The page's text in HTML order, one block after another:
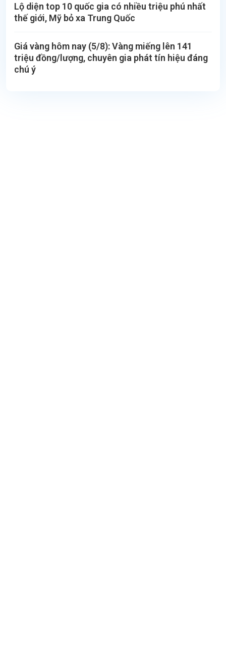
Lộ diện top 10 quốc gia có nhiều triệu phú nhất
thế giới, Mỹ bỏ xa Trung Quốc
Giá vàng hôm nay (5/8): Vàng miếng lên 141
triệu đồng/lượng, chuyên gia phát tín hiệu đáng
chú ý